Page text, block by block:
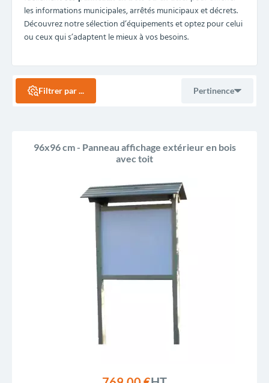
les informations municipales, arrêtés municipaux et décrets.
Découvrez notre sélection d’équipements et optez pour celui
ou ceux qui s’adaptent le mieux à vos besoins.
Filtrer par ... Pertinence
Pertinence
Nom, Z à A
Prix, croissant
Prix, décroissant
Reference, Z to A
96x96 cm - Panneau affichage extérieur en bois
avec toit